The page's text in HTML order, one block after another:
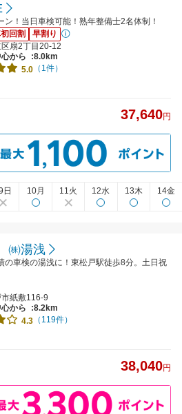
！当日車検可能！熟年整備士2名体制！
回割
早割り
扇2丁目20-12
から
:8.0km
5.0 （1件）
37,640円
日 10月 11火 12水 13木 14金
㈱湯浅
の車検の湯浅に！東松戸駅徒歩8分。土日祝
紙敷116-9
から
:8.2km
4.3 （119件）
38,040円